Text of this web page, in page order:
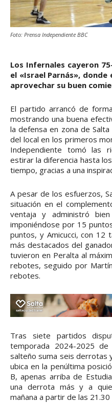
Foto: Prensa Independiente BBC
Los Infernales cayeron
el «Israel Parnás»,
aprovechar su buen
El partido arrancó de
mostrando una buena
la defensa en zona de
del local en los primeros
Independiente tomó las
estirar la diferencia hasta
tiempo, gracias a una
A pesar de los esfuerzos,
situación en el
ventaja y administró
imponiéndose por 15
puntos, y Amicucci, con
más destacados del
tuvieron en Peralta al
rebotes, seguido por
rebotes.
Tras siete partidos
temporada 2024-2025
salteño suma seis derrotas
ubica en la penúltima
B, apenas arriba de
una derrota más y a
mañana a partir de las